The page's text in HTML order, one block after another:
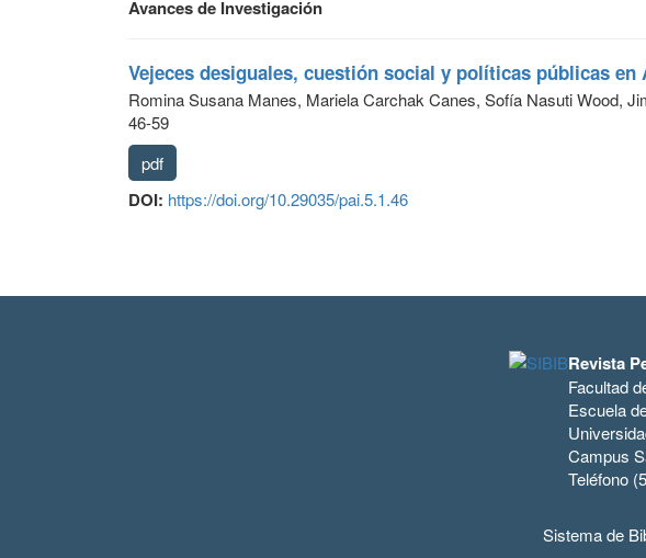
Avances de Investigación
Vejeces desiguales, cuestión social y políticas públicas en
Romina Susana Manes, Mariela Carchak Canes, Sofía Nasuti Wood,
46-59
pdf
DOI: https://doi.org/10.29035/pai.5.1.46
Revista
Facultad
Escuela
Campus
Teléfono
Sistema de